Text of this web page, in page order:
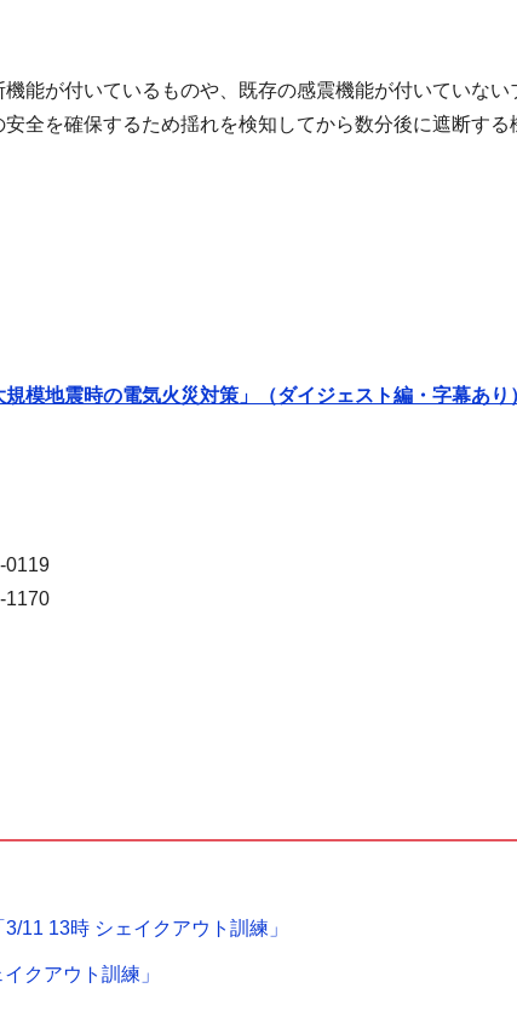
能が付いているものや、既存の感震機能が付いていない
全を確保するため揺れを検知してから数分後に遮断する
模地震時の電気火災対策」（ダイジェスト編・字幕あり
1170
11 13時 シェイクアウト訓練」
クアウト訓練」